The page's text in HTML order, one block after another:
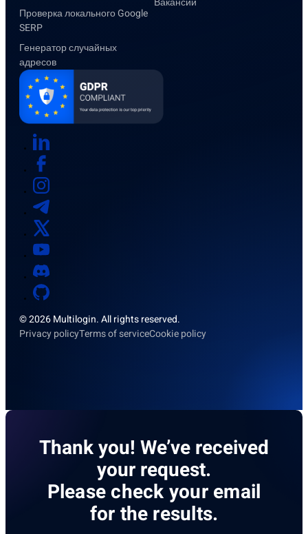
Проверка локального Google
SERP
Генератор случайных
адресов
© 2026 Multilogin. All rights reserved.
Privacy policyTerms of serviceCookie policy
Thank you! We’ve received
your request.
Please check your email
for the results.